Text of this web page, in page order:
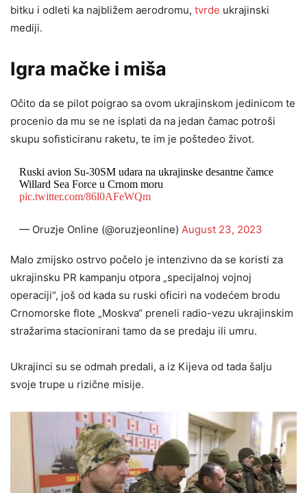
bitku i odleti ka najbližem aerodromu, tvrde ukrajinski
mediji.
Igra mačke i miša
Očito da se pilot poigrao sa ovom ukrajinskom jedinicom te
procenio da mu se ne isplati da na jedan čamac potroši
skupu sofisticiranu raketu, te im je poštedeo život.
Ruski avion Su-30SM udara na ukrajinske desantne čamce
Willard Sea Force u Crnom moru
pic.twitter.com/86l0AFeWQm
— Oruzje Online (@oruzjeonline) August 23, 2023
Malo zmijsko ostrvo počelo je intenzivno da se koristi za
ukrajinsku PR kampanju otpora „specijalnoj vojnoj
operaciji“, još od kada su ruski oficiri na vodećem brodu
Crnomorske flote „Moskva“ preneli radio-vezu ukrajinskim
stražarima stacionirani tamo da se predaju ili umru.
Ukrajinci su se odmah predali, a iz Kijeva od tada šalju
svoje trupe u rizične misije.